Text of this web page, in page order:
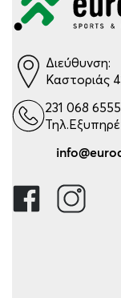
Διεύθυνση:
Καστοριάς
231 068 6555